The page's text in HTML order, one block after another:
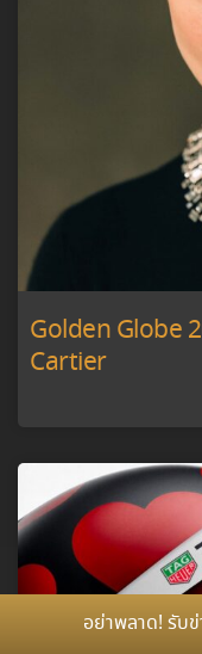
Golden Globe
Cartier
อย่าพลาด! รับ